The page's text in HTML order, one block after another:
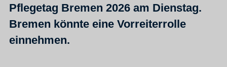
Pflegetag Bremen 2026 am Dienstag.
Bremen könnte eine Vorreiterrolle
einnehmen.